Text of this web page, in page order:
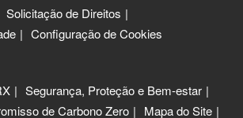
Solicitação de Direitos
Configuração de Cookies
Segurança, Proteção e Bem-estar
de Carbono Zero
Mapa do Site